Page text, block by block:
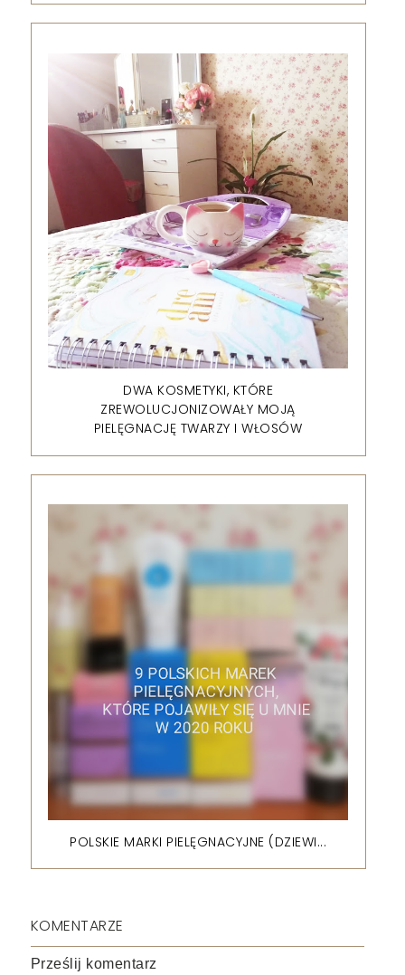
DWA KOSMETYKI, KTÓRE
ZREWOLUCJONIZOWAŁY MOJĄ
PIELĘGNACJĘ TWARZY I WŁOSÓW
POLSKIE MARKI PIELĘGNACYJNE (DZIEWI...
KOMENTARZE
Prześlij komentarz